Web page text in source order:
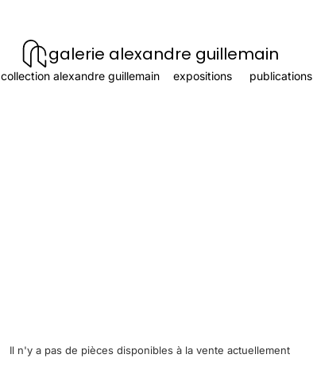
galerie alexandre guillemain
collection alexandre guillemain expositions publications
Il n'y a pas de pièces disponibles à la vente actuellement